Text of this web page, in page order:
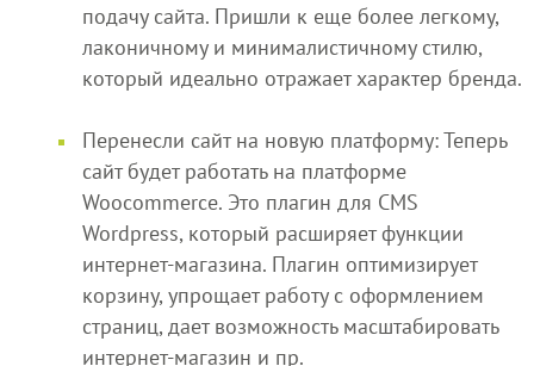
подачу сайта. Пришли к еще более легкому,
лаконичному и минималистичному стилю,
который идеально отражает характер бренда.
Перенесли сайт на новую платформу: Теперь
сайт будет работать на платформе
Woocommerce. Это плагин для CMS
Wordpress, который расширяет функции
интернет-магазина. Плагин оптимизирует
корзину, упрощает работу с оформлением
страниц, дает возможность масштабировать
интернет-магазин и пр.